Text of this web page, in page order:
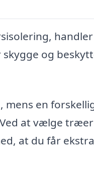
og
mens en
at vælge
at du får ekstra